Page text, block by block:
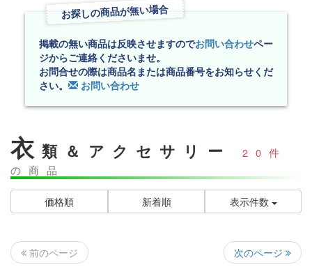
お探しの商品が無い場合
掲載の無い商品は反映させますのでお問い合わせペー
ジからご連絡くださいませ。
お問合せの際は商品名または商品番号をお知らせくだ
さい。
お問い合わせ
衣類＆アクセサリー20件
の商品
価格順 新着順 表示件数
前のページ 次のページ